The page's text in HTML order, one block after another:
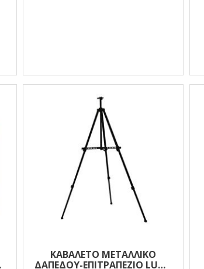
ΚΑΒΑΛΈΤΟ ΜΕΤΑΛΛΙΚΌ
ΔΑΠΈΔΟΥ-ΕΠΙΤΡΑΠΈΖΙΟ LUNA